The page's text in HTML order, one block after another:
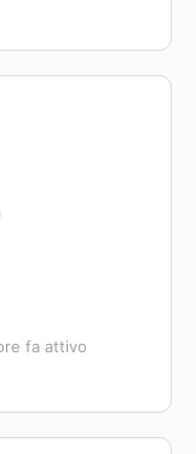
fa attivo